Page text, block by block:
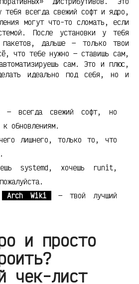
тебя всегда свежий софт и ядро,
могут что-то сломать, если
После установки у тебя
пакетов, дальше — только твои
что тебе нужно — ставишь сам,
сам. Это и плюс,
идеально под себя, но и
всегда свежий софт, но
к обновлениям.
лишнего, только то, что
systemd, хочешь runit,
Arch Wiki
— твой лучший
и просто
чек-лист